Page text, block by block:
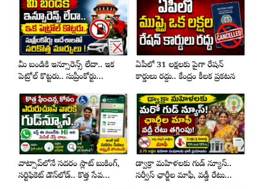
మీ బండికి ఇన్సూరెన్స్ లేదా.. ఇక
పెట్రోల్ కొట్టరు.. సుప్రీంకోర్టు
ఏపీలో 31 లక్షలకు పైగా రేషన్
కార్డులు రద్దు.. కేంద్రం కీలక ప్రకటన
వాట్సాప్‌లోనే సదరం స్లాట్ బుకింగ్,
సర్టిఫికెట్ డౌన్‌లోడ్.. కొత్త సేవ
డ్వాక్రా మహిళలకు గుడ్ న్యూస్..
సర్వీస్ ఛార్జీల మాఫీ, వడ్డీ రేటు